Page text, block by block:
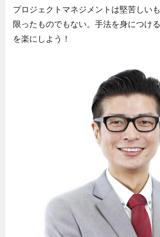
プロジェクトマネジメントは堅苦しい
限ったものでもない。手法を身につけ
を楽にしよう！